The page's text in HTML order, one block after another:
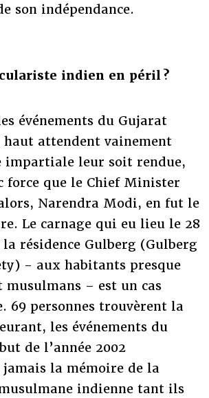
son indépendance.
indien en péril ?
événements du Gujarat
haut attendent vainement
impartiale leur soit rendue,
force que le Chief Minister
Narendra Modi, en fut le
Le carnage qui eu lieu le 28
résidence Gulberg (Gulberg
- aux habitants presque
musulmans – est un cas
69 personnes trouvèrent la
les événements du
de l’année 2002
la mémoire de la
indienne tant ils